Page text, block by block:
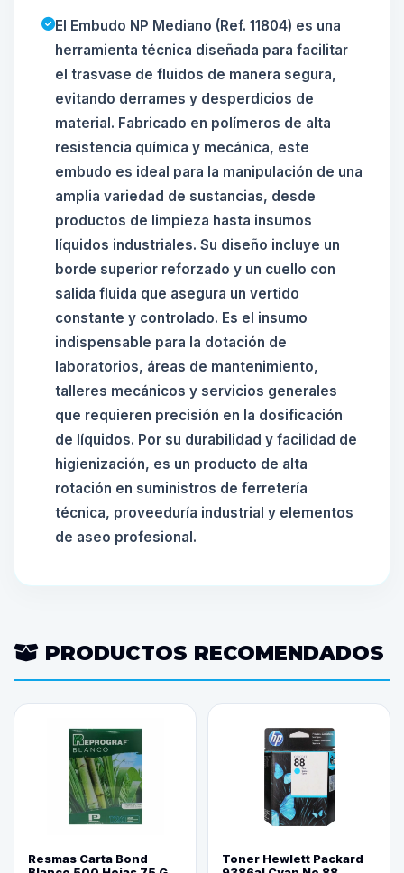
El Embudo NP Mediano (Ref. 11804) es una
herramienta técnica diseñada para facilitar
el trasvase de fluidos de manera segura,
evitando derrames y desperdicios de
material. Fabricado en polímeros de alta
resistencia química y mecánica, este
embudo es ideal para la manipulación de una
amplia variedad de sustancias, desde
productos de limpieza hasta insumos
líquidos industriales. Su diseño incluye un
borde superior reforzado y un cuello con
salida fluida que asegura un vertido
constante y controlado. Es el insumo
indispensable para la dotación de
laboratorios, áreas de mantenimiento,
talleres mecánicos y servicios generales
que requieren precisión en la dosificación
de líquidos. Por su durabilidad y facilidad de
higienización, es un producto de alta
rotación en suministros de ferretería
técnica, proveeduría industrial y elementos
de aseo profesional.
PRODUCTOS RECOMENDADOS
Resmas Carta Bond
Toner Hewlett Packard